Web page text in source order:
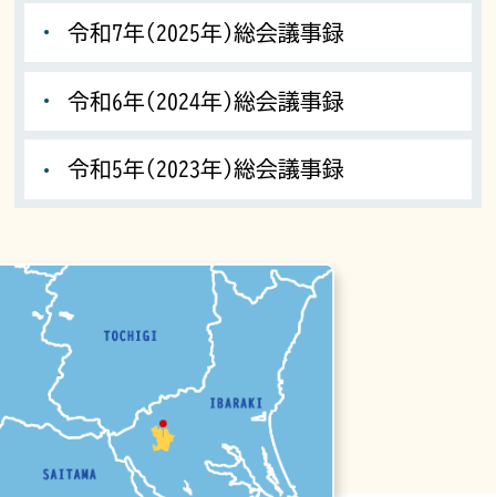
令和7年(2025年)総会議事録
令和6年(2024年)総会議事録
令和5年(2023年)総会議事録